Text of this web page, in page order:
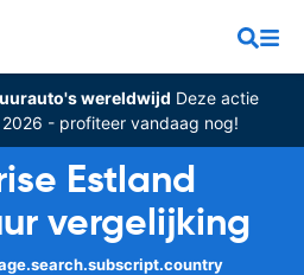
wereldwijd Deze actie
- profiteer vandaag nog!
Estland
vergelijking